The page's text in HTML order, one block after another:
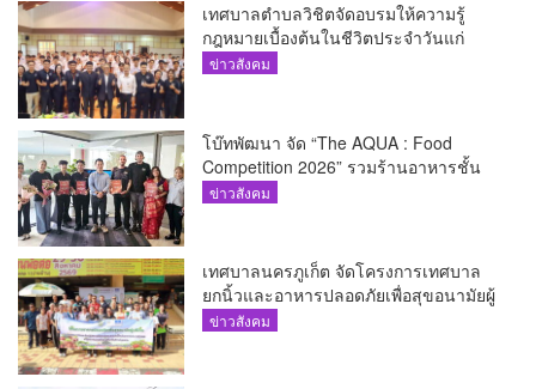
เทศบาลตำบลวิชิตจัดอบรมให้ความรู้
กฎหมายเบื้องต้นในชีวิตประจำวันแก่
เยาวชน
ข่าวสังคม
โบ๊ทพัฒนา จัด “The AQUA : Food
Competition 2026” รวมร้านอาหารชั้น
นำของ The Shopps at The AQUA ชู
ข่าวสังคม
เทศบาลนครภูเก็ต จัดโครงการเทศบาล
ยกนิ้วและอาหารปลอดภัยเพื่อสุขอนามัยผู้
บริโภค
ข่าวสังคม